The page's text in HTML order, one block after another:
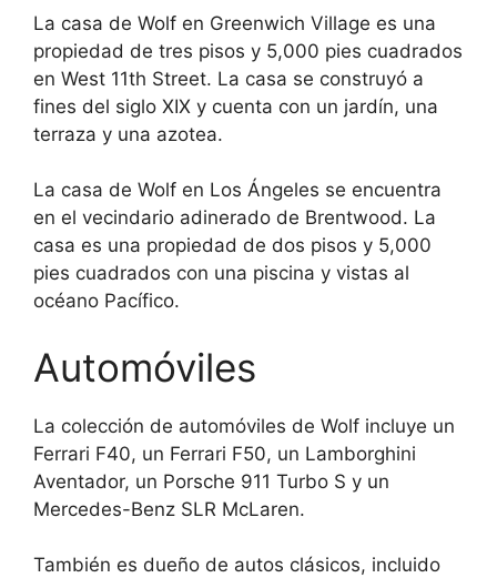
La casa de Wolf en Greenwich Village es una
propiedad de tres pisos y 5,000 pies cuadrados
en West 11th Street. La casa se construyó a
fines del siglo XIX y cuenta con un jardín, una
terraza y una azotea.
La casa de Wolf en Los Ángeles se encuentra
en el vecindario adinerado de Brentwood. La
casa es una propiedad de dos pisos y 5,000
pies cuadrados con una piscina y vistas al
océano Pacífico.
Automóviles
La colección de automóviles de Wolf incluye un
Ferrari F40, un Ferrari F50, un Lamborghini
Aventador, un Porsche 911 Turbo S y un
Mercedes-Benz SLR McLaren.
También es dueño de autos clásicos, incluido